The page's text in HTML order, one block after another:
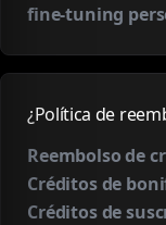
fine-tuning
¿Política de
Reembolso de
Créditos de
Créditos de